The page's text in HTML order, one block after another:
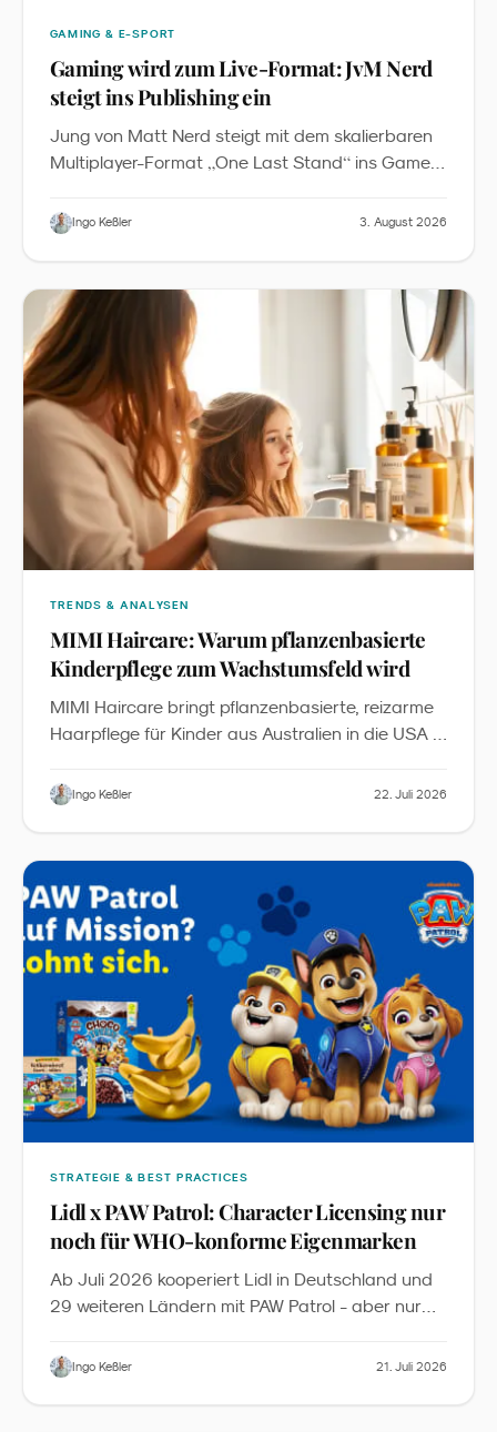
GAMING & E-SPORT
Gaming wird zum Live-Format: JvM Nerd
steigt ins Publishing ein
Jung von Matt Nerd steigt mit dem skalierbaren
Multiplayer-Format „One Last Stand“ ins Game-
Einstiegshürde für Markenaktivierungen in Roblox
Festivals und Familien-Events.
Ingo Keßler 3. August 2026
TRENDS & ANALYSEN
MIMI Haircare: Warum pflanzenbasierte
Kinderpflege zum Wachstumsfeld wird
MIMI Haircare bringt pflanzenbasierte, reizarme
Haarpflege für Kinder aus Australien in die USA -
Zubehör. Aus Sicht des Familienmarketings ist
zwischen Babypflege und Erwachsenen-Beauty
wird.
Ingo Keßler 22. Juli 2026
STRATEGIE & BEST PRACTICES
Lidl x PAW Patrol: Character Licensing nur
noch für WHO-konforme Eigenmarken
Ab Juli 2026 kooperiert Lidl in Deutschland und
29 weiteren Ländern mit PAW Patrol - aber nur
Gemüse, die die WHO-Nährwertkriterien und
Ingo Keßler 21. Juli 2026